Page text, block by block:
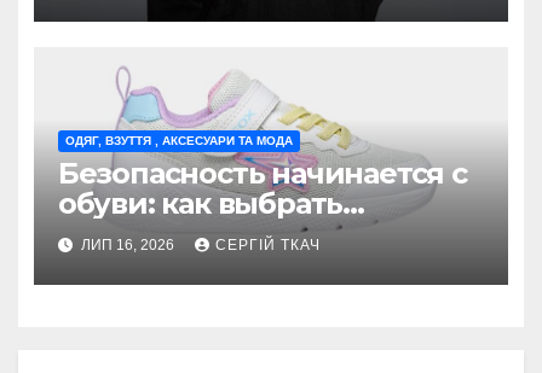
ОДЯГ, ВЗУТТЯ , АКСЕСУАРИ ТА МОДА
Безопасность начинается с
обуви: как выбрать
кроссовки для девочек
ЛИП 16, 2026 СЕРГІЙ ТКАЧ